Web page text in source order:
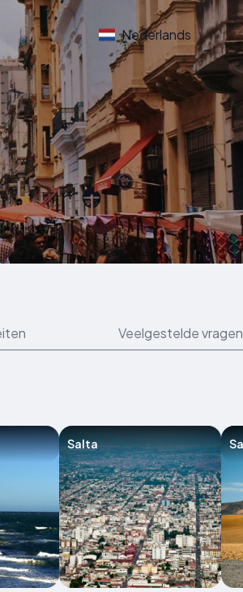
Nederlands
Veelgestelde vragen
Salta